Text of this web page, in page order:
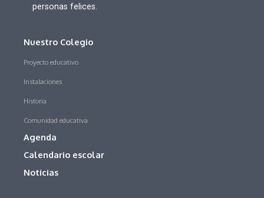
personas felices.
Nuestro Colegio
Proyecto educativo
Instalaciones
Historia
Comunidad educativa
Agenda
Calendario escolar
Noticias